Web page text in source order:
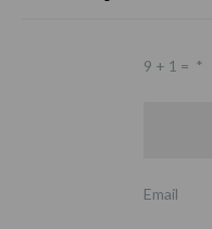
9 + 1 = *
Email